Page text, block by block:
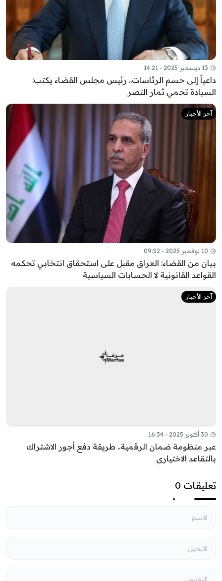
13 ديسمبر 2025 - 14:21
داعياً إلى حسم الرئاسات.. رئيس مجلس القضاء يكتب:
السيادة تحمي ثمار النصر
آخر الأخبار
10 نوفمبر 2025 - 09:52
بيان من القضاء: العراق مقبل على استحقاق انتخابي تحكمه
القواعد القانونية لا الحسابات السياسية
آخر الأخبار
30 أكتوبر 2025 - 16:34
عبر منظومة ضمان الرقمية.. طريقة دفع أجور الاشتراك
بالتقاعد الاختياري
تعليقات 0